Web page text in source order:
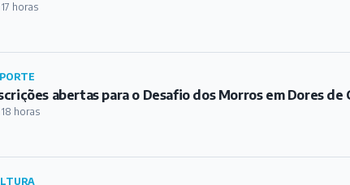
horas
abertas para o Desafio dos Morros em Dores de
18 horas